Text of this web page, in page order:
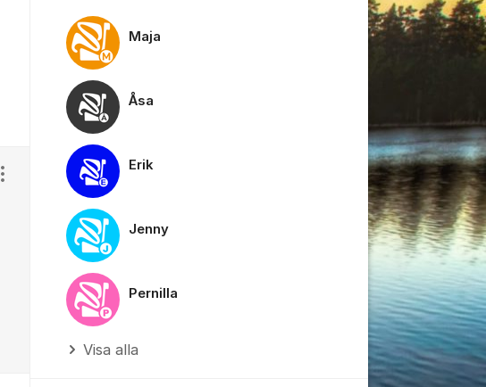
Visa/dölj inställningar för inlägg/kommentar
Maja
Åsa
Erik
Jenny
Pernilla
Visa alla